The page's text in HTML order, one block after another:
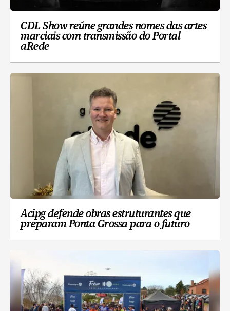
CDL Show reúne grandes nomes das artes
marciais com transmissão do Portal
aRede
Acipg defende obras estruturantes que
preparam Ponta Grossa para o futuro